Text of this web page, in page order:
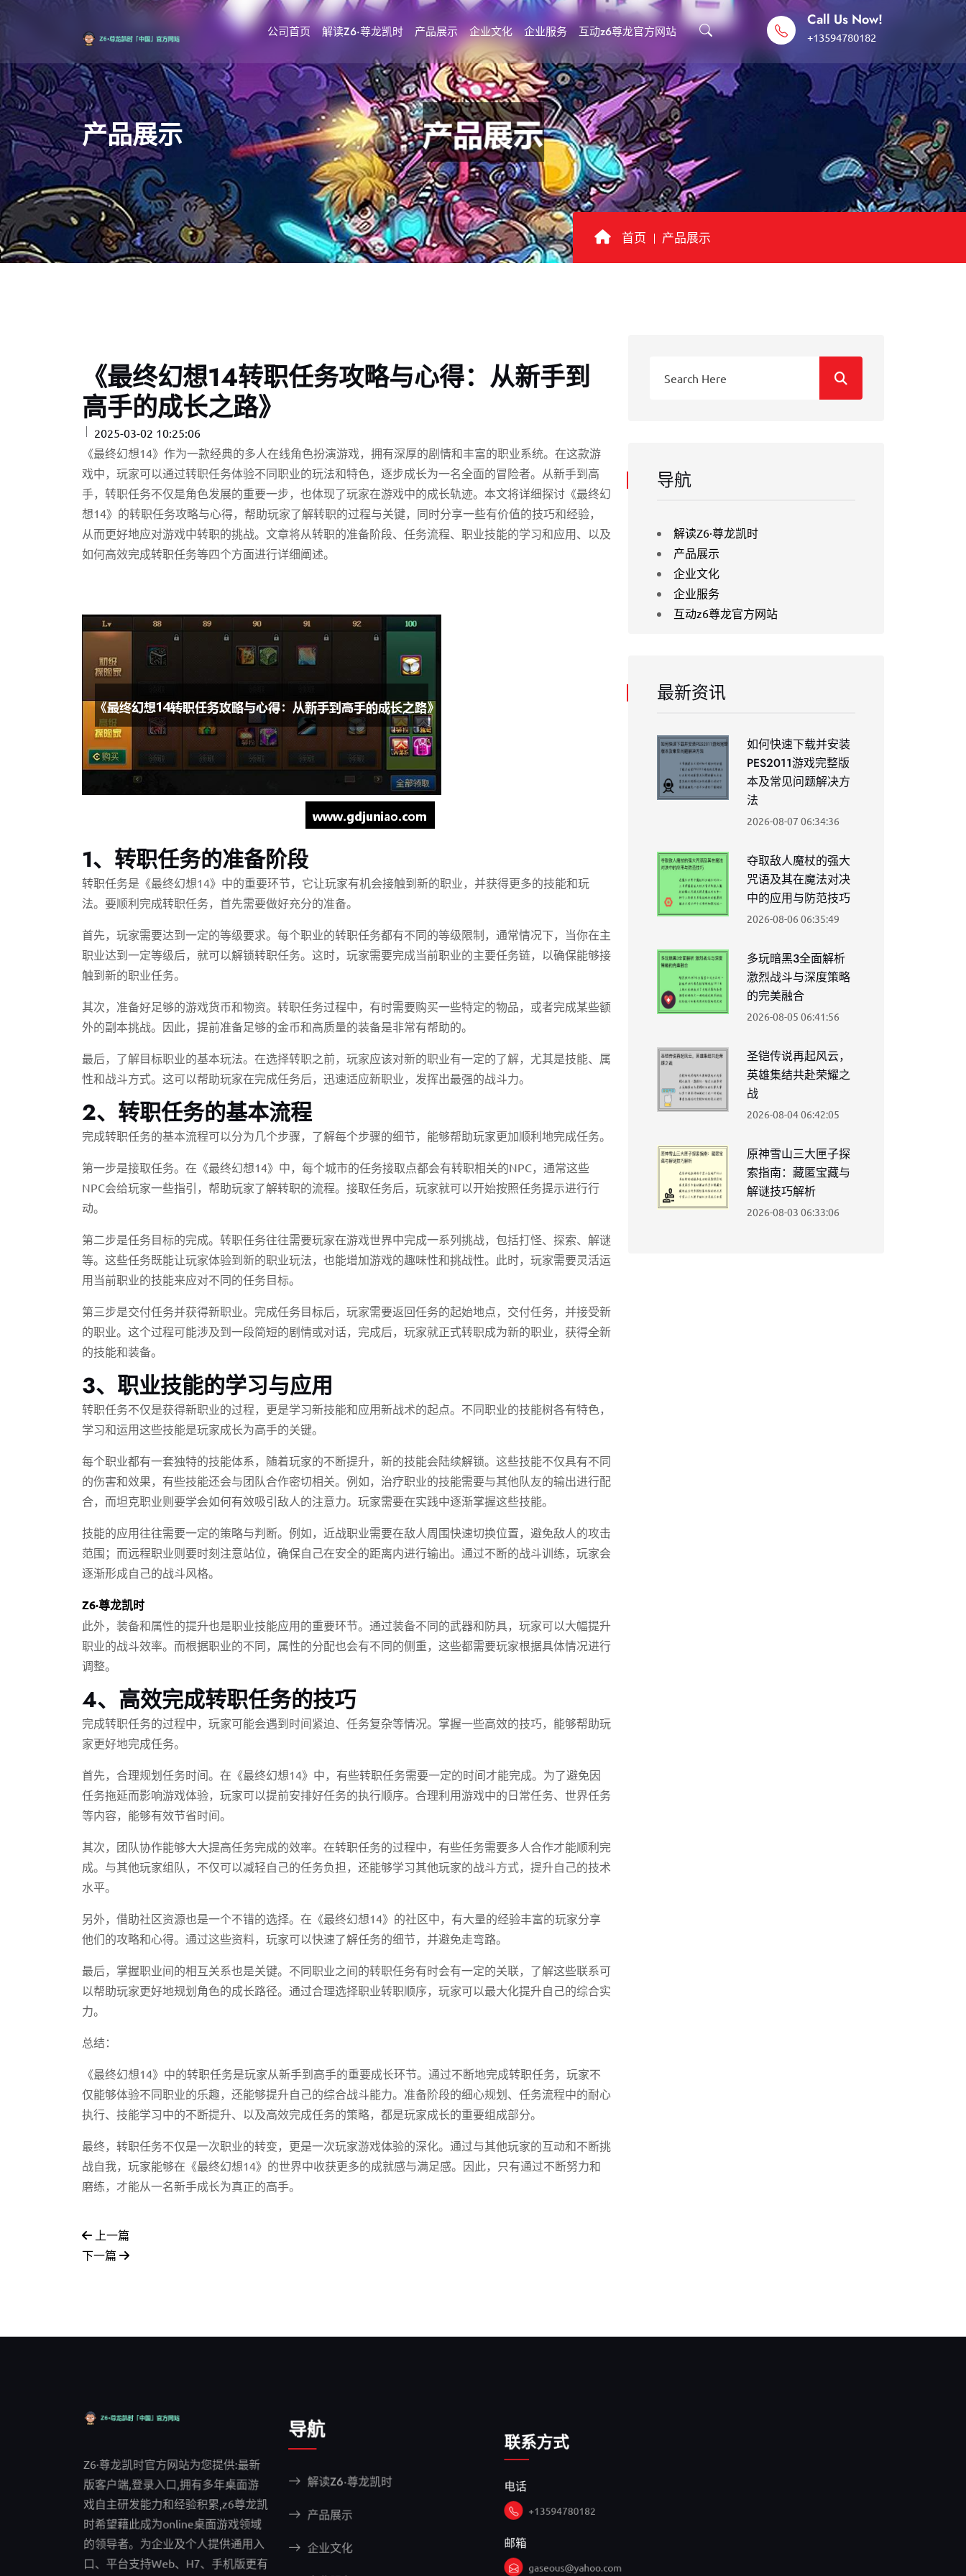
公司首页 解读Z6·尊龙凯时 产品展示 企业文化 企业服务 互动z6尊龙官方网站
Call Us Now!
+13594780182
产品展示
首页 产品展示
《最终幻想14转职任务攻略与心得：从新手到
高手的成长之路》
2025-03-02 10:25:06
《最终幻想14》作为一款经典的多人在线角色扮演游戏，拥有深厚的剧情和丰富的职业系统。在这款游
戏中，玩家可以通过转职任务体验不同职业的玩法和特色，逐步成长为一名全面的冒险者。从新手到高
手，转职任务不仅是角色发展的重要一步，也体现了玩家在游戏中的成长轨迹。本文将详细探讨《最终幻
想14》的转职任务攻略与心得，帮助玩家了解转职的过程与关键，同时分享一些有价值的技巧和经验，
从而更好地应对游戏中转职的挑战。文章将从转职的准备阶段、任务流程、职业技能的学习和应用、以及
如何高效完成转职任务等四个方面进行详细阐述。
1、转职任务的准备阶段
转职任务是《最终幻想14》中的重要环节，它让玩家有机会接触到新的职业，并获得更多的技能和玩
法。要顺利完成转职任务，首先需要做好充分的准备。
首先，玩家需要达到一定的等级要求。每个职业的转职任务都有不同的等级限制，通常情况下，当你在主
职业达到一定等级后，就可以解锁转职任务。这时，玩家需要完成当前职业的主要任务链，以确保能够接
触到新的职业任务。
其次，准备好足够的游戏货币和物资。转职任务过程中，有时需要购买一些特定的物品，或者完成某些额
外的副本挑战。因此，提前准备足够的金币和高质量的装备是非常有帮助的。
最后，了解目标职业的基本玩法。在选择转职之前，玩家应该对新的职业有一定的了解，尤其是技能、属
性和战斗方式。这可以帮助玩家在完成任务后，迅速适应新职业，发挥出最强的战斗力。
2、转职任务的基本流程
完成转职任务的基本流程可以分为几个步骤，了解每个步骤的细节，能够帮助玩家更加顺利地完成任务。
第一步是接取任务。在《最终幻想14》中，每个城市的任务接取点都会有转职相关的NPC，通常这些
NPC会给玩家一些指引，帮助玩家了解转职的流程。接取任务后，玩家就可以开始按照任务提示进行行
动。
第二步是任务目标的完成。转职任务往往需要玩家在游戏世界中完成一系列挑战，包括打怪、探索、解谜
等。这些任务既能让玩家体验到新的职业玩法，也能增加游戏的趣味性和挑战性。此时，玩家需要灵活运
用当前职业的技能来应对不同的任务目标。
第三步是交付任务并获得新职业。完成任务目标后，玩家需要返回任务的起始地点，交付任务，并接受新
的职业。这个过程可能涉及到一段简短的剧情或对话，完成后，玩家就正式转职成为新的职业，获得全新
的技能和装备。
3、职业技能的学习与应用
转职任务不仅是获得新职业的过程，更是学习新技能和应用新战术的起点。不同职业的技能树各有特色，
学习和运用这些技能是玩家成长为高手的关键。
每个职业都有一套独特的技能体系，随着玩家的不断提升，新的技能会陆续解锁。这些技能不仅具有不同
的伤害和效果，有些技能还会与团队合作密切相关。例如，治疗职业的技能需要与其他队友的输出进行配
合，而坦克职业则要学会如何有效吸引敌人的注意力。玩家需要在实践中逐渐掌握这些技能。
技能的应用往往需要一定的策略与判断。例如，近战职业需要在敌人周围快速切换位置，避免敌人的攻击
范围；而远程职业则要时刻注意站位，确保自己在安全的距离内进行输出。通过不断的战斗训练，玩家会
逐渐形成自己的战斗风格。
Z6·尊龙凯时
此外，装备和属性的提升也是职业技能应用的重要环节。通过装备不同的武器和防具，玩家可以大幅提升
职业的战斗效率。而根据职业的不同，属性的分配也会有不同的侧重，这些都需要玩家根据具体情况进行
调整。
4、高效完成转职任务的技巧
完成转职任务的过程中，玩家可能会遇到时间紧迫、任务复杂等情况。掌握一些高效的技巧，能够帮助玩
家更好地完成任务。
首先，合理规划任务时间。在《最终幻想14》中，有些转职任务需要一定的时间才能完成。为了避免因
任务拖延而影响游戏体验，玩家可以提前安排好任务的执行顺序。合理利用游戏中的日常任务、世界任务
等内容，能够有效节省时间。
其次，团队协作能够大大提高任务完成的效率。在转职任务的过程中，有些任务需要多人合作才能顺利完
成。与其他玩家组队，不仅可以减轻自己的任务负担，还能够学习其他玩家的战斗方式，提升自己的技术
水平。
另外，借助社区资源也是一个不错的选择。在《最终幻想14》的社区中，有大量的经验丰富的玩家分享
他们的攻略和心得。通过这些资料，玩家可以快速了解任务的细节，并避免走弯路。
最后，掌握职业间的相互关系也是关键。不同职业之间的转职任务有时会有一定的关联，了解这些联系可
以帮助玩家更好地规划角色的成长路径。通过合理选择职业转职顺序，玩家可以最大化提升自己的综合实
力。
总结：
《最终幻想14》中的转职任务是玩家从新手到高手的重要成长环节。通过不断地完成转职任务，玩家不
仅能够体验不同职业的乐趣，还能够提升自己的综合战斗能力。准备阶段的细心规划、任务流程中的耐心
执行、技能学习中的不断提升、以及高效完成任务的策略，都是玩家成长的重要组成部分。
最终，转职任务不仅是一次职业的转变，更是一次玩家游戏体验的深化。通过与其他玩家的互动和不断挑
战自我，玩家能够在《最终幻想14》的世界中收获更多的成就感与满足感。因此，只有通过不断努力和
磨练，才能从一名新手成长为真正的高手。
上一篇
下一篇
导航
解读Z6·尊龙凯时
产品展示
企业文化
企业服务
互动z6尊龙官方网站
最新资讯
如何快速下载并安装
PES2011游戏完整版
本及常见问题解决方
法
2026-08-07 06:34:36
夺取敌人魔杖的强大
咒语及其在魔法对决
中的应用与防范技巧
2026-08-06 06:35:49
多玩暗黑3全面解析
激烈战斗与深度策略
的完美融合
2026-08-05 06:41:56
圣铠传说再起风云，
英雄集结共赴荣耀之
战
2026-08-04 06:42:05
原神雪山三大匣子探
索指南：藏匿宝藏与
解谜技巧解析
2026-08-03 06:33:06
Z6·尊龙凯时官方网站为您提供:最新
版客户端,登录入口,拥有多年桌面游
戏自主研发能力和经验积累,z6尊龙凯
时希望藉此成为online桌面游戏领域
的领导者。为企业及个人提供通用入
口、平台支持Web、H7、手机版更有
导航
解读Z6·尊龙凯时
产品展示
企业文化
联系方式
电话
+13594780182
邮箱
gaseous@yahoo.com